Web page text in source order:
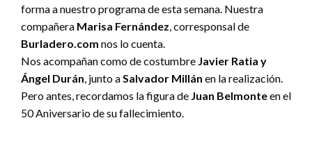
forma a nuestro programa de esta semana. Nuestra
compañera Marisa Fernández , corresponsal de
Burladero.com nos lo cuenta.
Nos acompañan como de costumbre Javier Ratia y
Ángel Durán , junto a Salvador Millán en la realización.
Pero antes, recordamos la figura de Juan Belmonteen el
50 Aniversario de su fallecimiento.